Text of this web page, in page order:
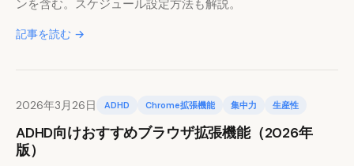
ンを含む。スケジュール設定方法も解説。
記事を読む →
2026年3月26日 ADHD Chrome拡張機能 集中力 生産性
ADHD向けおすすめブラウザ拡張機能（2026年
版）